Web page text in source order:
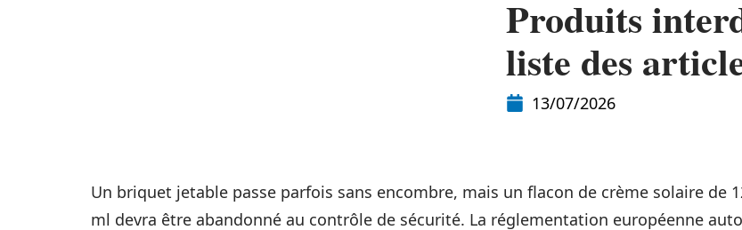
Produits
liste des
13/07/2026
Un briquet jetable passe parfois sans encombre, mais un flacon de crème solaire de
ml devra être abandonné au contrôle de sécurité. La réglementation européenne